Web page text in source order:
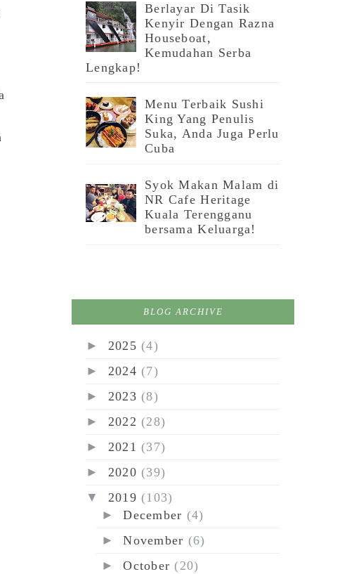
Berlayar Di Tasik
Kenyir Dengan Razna
Houseboat,
Kemudahan Serba
Lengkap!
Menu Terbaik Sushi
King Yang Penulis
Suka, Anda Juga Perlu
Cuba
Syok Makan Malam di
NR Cafe Heritage
Kuala Terengganu
bersama Keluarga!
BLOG ARCHIVE
► 2025 (4)
► 2024 (7)
► 2023 (8)
► 2022 (28)
► 2021 (37)
► 2020 (39)
▼ 2019 (103)
►December (4)
►November (6)
►October (20)